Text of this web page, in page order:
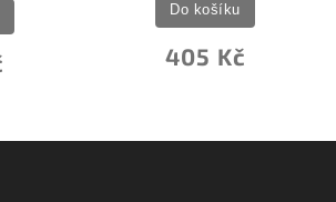
405 Kč
Do košíku